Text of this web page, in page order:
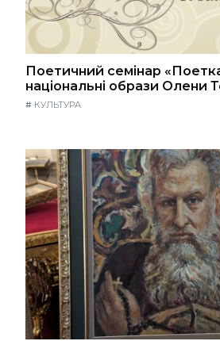
Поетичний семінар
національні образи Олени
# КУЛЬТУРА